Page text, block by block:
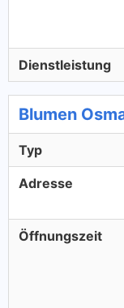
Dienstleistung
Blumen
Typ
Adresse
Öffnungszeit